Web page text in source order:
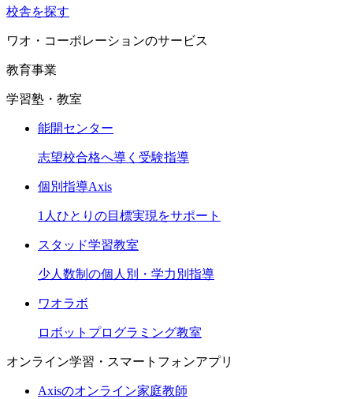
校舎を探す
ワオ・コーポレーションのサービス
教育事業
学習塾・教室
能開センター
志望校合格へ導く受験指導
個別指導Axis
1人ひとりの目標実現をサポート
スタッド学習教室
少人数制の個人別・学力別指導
ワオラボ
ロボットプログラミング教室
オンライン学習・スマートフォンアプリ
Axisのオンライン家庭教師